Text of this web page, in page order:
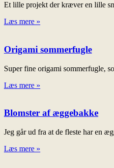
Et lille projekt der kræver en lille
Læs mere »
Origami sommerfugle
Super fine origami sommerfugle,
Læs mere »
Blomster af æggebakke
Jeg går ud fra at de fleste har en
Læs mere »